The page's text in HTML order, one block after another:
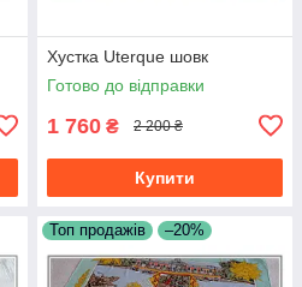
Хустка Uterque шовк
Готово до відправки
1 760 ₴ 2 200 ₴
Купити
Топ продажів –20%